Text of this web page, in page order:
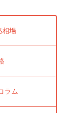
相場
ラム